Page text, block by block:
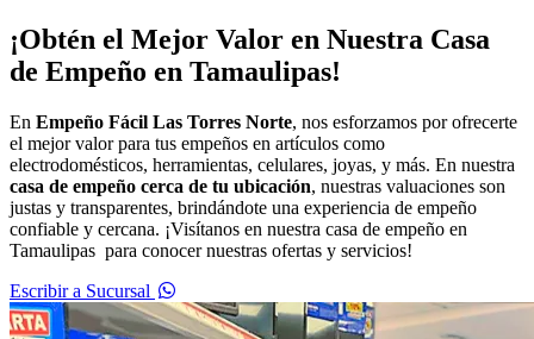
¡Obtén el Mejor Valor en Nuestra Casa
de Empeño en Tamaulipas!
En Empeño Fácil Las Torres Norte, nos esforzamos por ofrecerte
el mejor valor para tus empeños en artículos como
electrodomésticos, herramientas, celulares, joyas, y más. En nuestra
casa de empeño cerca de tu ubicación, nuestras valuaciones son
justas y transparentes, brindándote una experiencia de empeño
confiable y cercana. ¡Visítanos en nuestra casa de empeño en
Tamaulipas para conocer nuestras ofertas y servicios!
Escribir a Sucursal